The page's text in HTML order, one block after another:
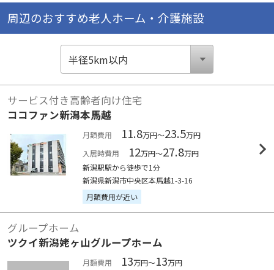
周辺のおすすめ老人ホーム・介護施設
サービス付き高齢者向け住宅
ココファン新潟本馬越
月額費用 11.8万円～23.5万円
入居時費用
12万円～27.8万円
新潟駅駅から徒歩で1分
新潟県新潟市中央区本馬越1-3-16
月額費用が近い
グループホーム
ツクイ新潟姥ヶ山グループホーム
月額費用 13万円～13万円